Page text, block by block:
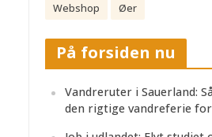
Webshop
Øer
På forsiden nu
Vandreruter i Sauerland:
den rigtige vandreferie